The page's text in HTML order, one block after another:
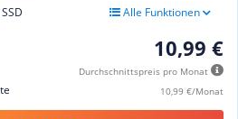
Alle Funktionen
10,99 €
Durchschnittspreis pro Monat
10,99 €/Monat